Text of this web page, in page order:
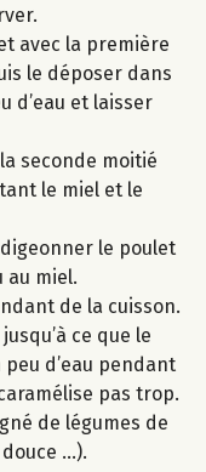
avec la première
le déposer dans
d’eau et laisser
seconde moitié
le miel et le
le poulet
au miel.
de la cuisson.
ce que le
d’eau pendant
pas trop.
de légumes de
…).